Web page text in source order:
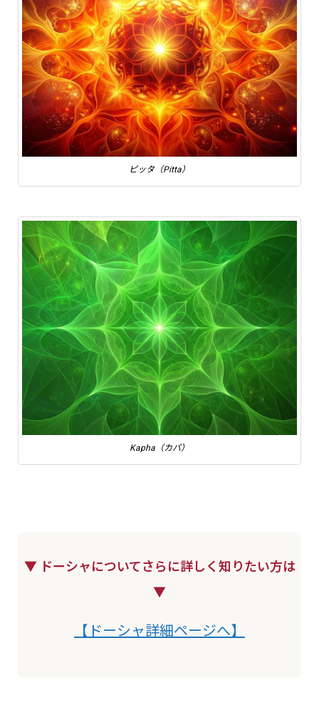
ピッタ（Pitta）
Kapha（カパ）
▼ ドーシャについてさらに詳しく知りたい方は
▼
【ドーシャ詳細ページへ】